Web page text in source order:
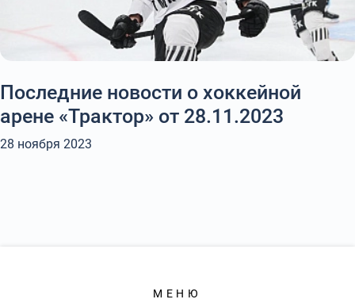
Последние новости о хоккейной
арене «Трактор» от 28.11.2023
28 ноября 2023
МЕНЮ